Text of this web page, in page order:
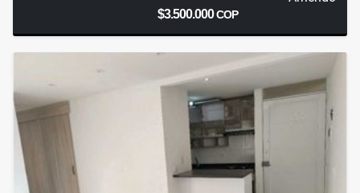
$3.500.000COP